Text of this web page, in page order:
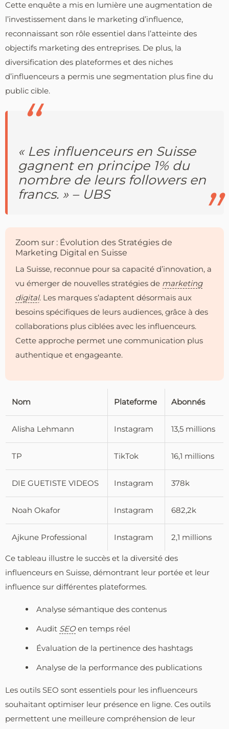
Cette enquête a mis en lumière une augmentation de
l’investissement dans le marketing d’influence,
reconnaissant son rôle essentiel dans l’atteinte des
objectifs marketing des entreprises. De plus, la
diversification des plateformes et des niches
d’influenceurs a permis une segmentation plus fine du
public cible.
« Les influenceurs en Suisse
gagnent en principe 1% du
nombre de leurs followers en
francs. » – UBS
Zoom sur : Évolution des Stratégies de
Marketing Digital en Suisse
La Suisse, reconnue pour sa capacité d’innovation, a
vu émerger de nouvelles stratégies de marketing
digital. Les marques s’adaptent désormais aux
besoins spécifiques de leurs audiences, grâce à des
collaborations plus ciblées avec les influenceurs.
Cette approche permet une communication plus
authentique et engageante.
Nom Plateforme Abonnés
Alisha Lehmann Instagram 13,5 millions
TP TikTok 16,1 millions
DIE GUETISTE VIDEOS Instagram 378k
Noah Okafor Instagram 682,2k
Ajkune Professional Instagram 2,1 millions
Ce tableau illustre le succès et la diversité des
influenceurs en Suisse, démontrant leur portée et leur
influence sur différentes plateformes.
Analyse sémantique des contenus
Audit SEOen temps réel
Évaluation de la pertinence des hashtags
Analyse de la performance des publications
Les outils SEO sont essentiels pour les influenceurs
souhaitant optimiser leur présence en ligne. Ces outils
permettent une meilleure compréhension de leur